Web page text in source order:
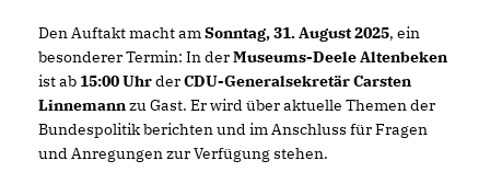
Den Auftakt macht amSonntag, 31. August 2025, ein
besonderer Termin: In derMuseums-Deele Altenbeken
ist ab 15:00 UhrderCDU-Generalsekretär Carsten
Linnemannzu Gast. Er wird über aktuelle Themen der
Bundespolitik berichten und im Anschluss für Fragen
und Anregungen zur Verfügung stehen.